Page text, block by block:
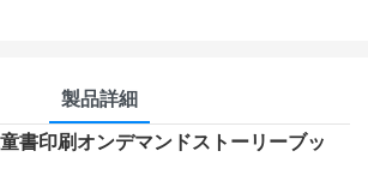
製品詳細
書印刷オンデマンドストーリーブッ